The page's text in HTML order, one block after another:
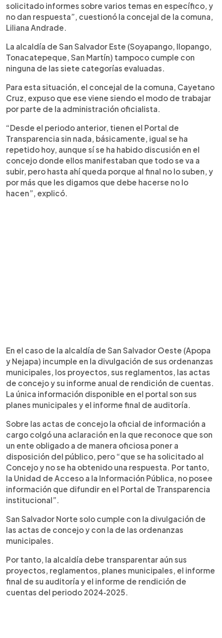
solicitado informes sobre varios temas en específico, y
no dan respuesta”, cuestionó la concejal de la comuna,
Liliana Andrade.
La alcaldía de San Salvador Este (Soyapango, Ilopango,
Tonacatepeque, San Martín) tampoco cumple con
ninguna de las siete categorías evaluadas.
Para esta situación, el concejal de la comuna, Cayetano
Cruz, expuso que ese viene siendo el modo de trabajar
por parte de la administración oficialista.
“Desde el periodo anterior, tienen el Portal de
Transparencia sin nada, básicamente, igual se ha
repetido hoy, aunque sí se ha habido discusión en el
concejo donde ellos manifestaban que todo se va a
subir, pero hasta ahí queda porque al final no lo suben, y
por más que les digamos que debe hacerse no lo
hacen”, explicó.
En el caso de la alcaldía de San Salvador Oeste (Apopa
y Nejapa) incumple en la divulgación de sus ordenanzas
municipales, los proyectos, sus reglamentos, las actas
de concejo y su informe anual de rendición de cuentas.
La única información disponible en el portal son sus
planes municipales y el informe final de auditoría.
Sobre las actas de concejo la oficial de información a
cargo colgó una aclaración en la que reconoce que son
un ente obligado a de manera oficiosa poner a
disposición del público, pero “que se ha solicitado al
Concejo y no se ha obtenido una respuesta. Por tanto,
la Unidad de Acceso a la Información Pública, no posee
información que difundir en el Portal de Transparencia
institucional”.
San Salvador Norte solo cumple con la divulgación de
las actas de concejo y con la de las ordenanzas
municipales.
Por tanto, la alcaldía debe transparentar aún sus
proyectos, reglamentos, planes municipales, el informe
final de su auditoría y el informe de rendición de
cuentas del periodo 2024‑2025.